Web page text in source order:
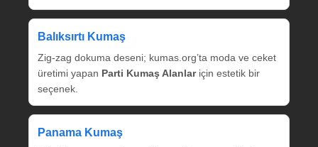
Balıksırtı Kumaş
Zig‑zag dokuma deseni; kumas.org’ta moda ve ceket
üretimi yapan Parti Kumaş Alanlariçin estetik bir
seçenek.
Panama Kumaş